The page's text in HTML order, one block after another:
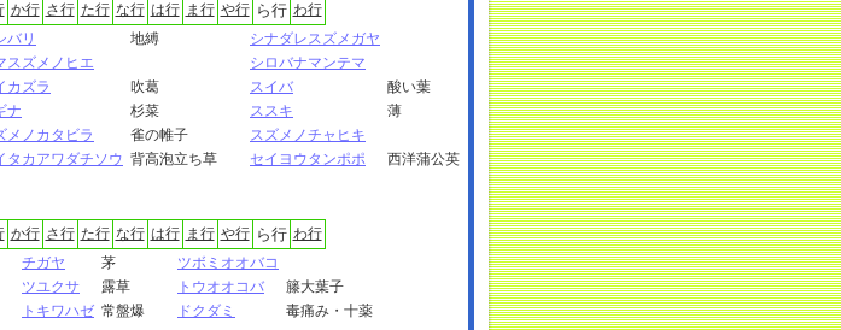
か行 さ行 た行 な行 は行 ま行 や行 ら行 わ行
バリ 地縛
シナダレスズメガヤ
スズメノヒエ
シロバナマンテマ
カズラ 吹葛 スイバ
酸い葉
ナ 杉菜 ススキ
薄
メノカタビラ 雀の帷子
スズメノチャヒキ
タカアワダチソウ 背高泡立ち草 セイヨウタンポポ
西洋蒲公英
か行 さ行 た行 な行 は行 ま行 や行 ら行 わ行
チガヤ 茅
ツボミオオバコ
ツユクサ 露草 トウオオコバ
籐大葉子
トキワハゼ 常盤爆 ドクダミ 毒痛み・十薬